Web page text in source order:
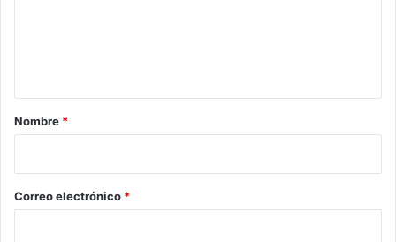
r
*
Nombre *
Correo electrónico *